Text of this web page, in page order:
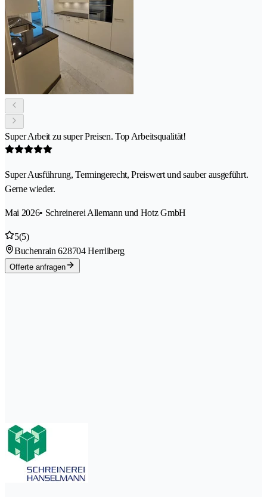
Super Arbeit zu super Preisen. Top Arbeitsqualität!
Super Ausführung, Termingerecht, Preiswert und sauber ausgeführt.
Gerne wieder.
Mai 2026• Schreinerei Allemann und Hotz GmbH
5(5)
Buchenrain 628704 Herrliberg
Offerte anfragen